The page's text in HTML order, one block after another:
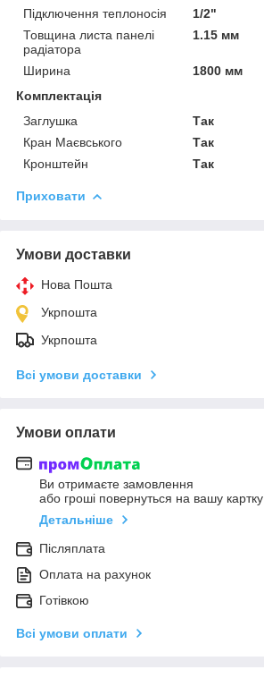
Підключення теплоносія
1/2"
Товщина листа панелі
радіатора
1.15 мм
Ширина
1800 мм
Комплектація
Заглушка
Так
Кран Маєвського
Так
Кронштейн
Так
Приховати
Умови доставки
Нова Пошта
Укрпошта
Укрпошта
Всі умови доставки
Умови оплати
Ви отримаєте замовлення
або гроші повернуться на вашу картку
Детальніше
Післяплата
Оплата на рахунок
Готівкою
Всі умови оплати